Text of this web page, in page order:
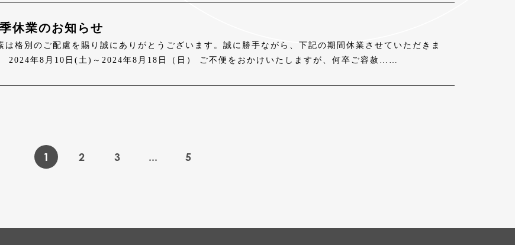
休業のお知らせ
は格別のご配慮を賜り誠にありがとうございます。誠に勝手ながら、下記の期間休業させていただきま
2024年8月10日(土)～2024年8月18日（日） ご不便をおかけいたしますが、何卒ご容赦……
1 2 3 ... 5